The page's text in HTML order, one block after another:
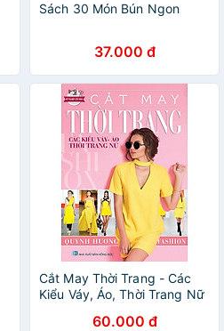
Sách 30 Món Bún Ngon
37.000 đ
Cắt May Thời Trang - Các
Kiểu Váy, Áo, Thời Trang Nữ
60.000 đ